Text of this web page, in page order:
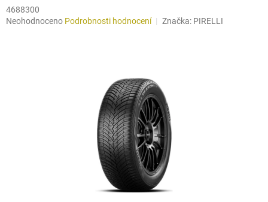
4688300
Průměrné
Neohodnoceno Podrobnosti hodnocení Značka: PIRELLI